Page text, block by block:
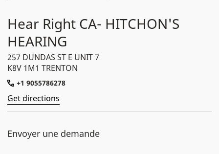
Hear Right CA- HITCHON'S
HEARING
257 DUNDAS ST E UNIT 7
K8V 1M1 TRENTON
+1 9055786278
Get directions
Envoyer une demande